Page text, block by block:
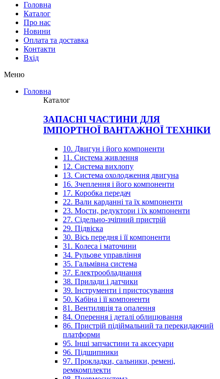
Головна
Каталог
Про нас
Новини
Оплата та доставка
Контакти
Вхiд
Меню
Головна
Каталог
ЗАПАСНІ ЧАСТИНИ ДЛЯ
ІМПОРТНОЇ ВАНТАЖНОЇ ТЕХНІКИ
10. Двигун і його компоненти
11. Система живлення
12. Система вихлопу
13. Система охолодження двигуна
16. Зчеплення і його компоненти
17. Коробка передач
22. Вали карданні та їх компоненти
23. Мости, редуктори і їх компоненти
27. Сідельно-зчіпний пристрій
29. Підвіска
30. Вісь передня і її компоненти
31. Колеса і маточини
34. Рульове управління
35. Гальмівна система
37. Електрообладнання
38. Прилади і датчики
39. Інструменти і пристосування
50. Кабіна і її компоненти
81. Вентиляція та опалення
84. Оперення і деталі облицювання
86. Пристрій підіймальний та перекидаючий
платформи
95. Інші запчастини та аксесуари
96. Підшипники
97. Прокладки, сальники, ремені,
ремкомплекти